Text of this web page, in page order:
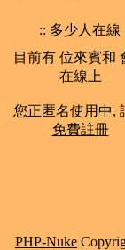
:: 多少人在線
目前有 位來賓和
在線上
您正匿名使用中,
免費註冊
PHP-Nuke